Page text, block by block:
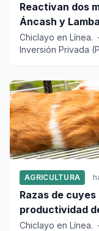
Reactivan dos
Áncash y
US$1000
Chiclayo en Línea.
Inversión Privada
AGRICULTURA
Razas de
productividad
de su carne
Chiclayo en Línea.